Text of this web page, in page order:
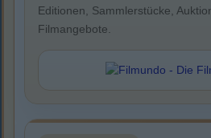
Editionen, Sammlerstücke,
Filmangebote.